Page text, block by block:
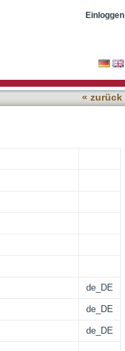
Bohemian
Einloggen
« zurück
de_DE
de_DE
de_DE